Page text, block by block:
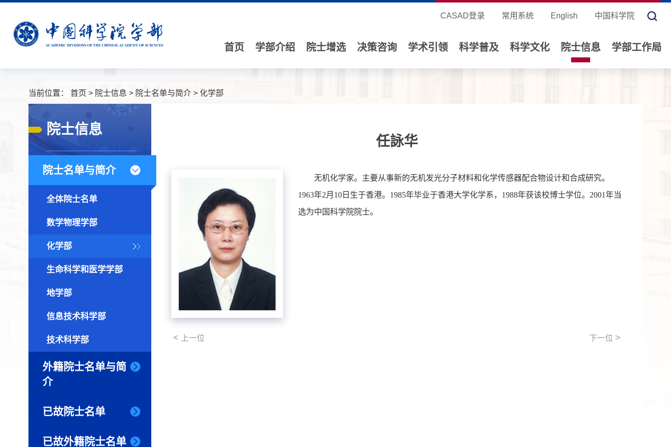
CASAD登录 常用系统 English 中国科学院
首页 学部介绍 院士增选 决策咨询 学术引领 科学普及 科学文化 院士信息 学部工作局
当前位置： 首页 > 院士信息 > 院士名单与简介 > 化学部
院士信息
院士名单与简介
全体院士名单
数学物理学部
化学部
生命科学和医学学部
地学部
信息技术科学部
技术科学部
外籍院士名单与简
介
已故院士名单
已故外籍院士名单
任詠华
无机化学家。主要从事新的无机发光分子材料和化学传感器配合物设计和合成研究。
1963年2月10日生于香港。1985年毕业于香港大学化学系，1988年获该校博士学位。2001年当
选为中国科学院院士。
< 上一位 下一位 >